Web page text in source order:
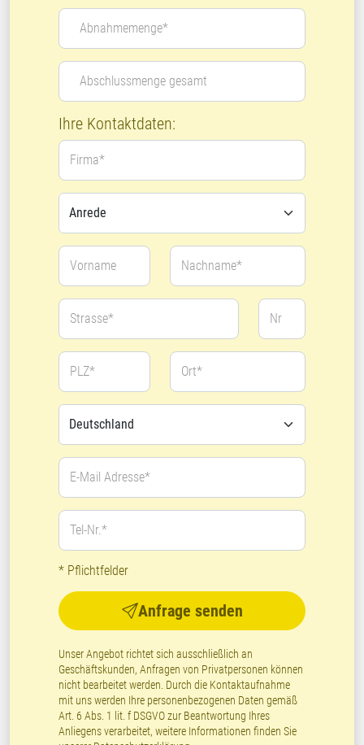
Abnahmemenge*
Abschlussmenge gesamt
Ihre Kontaktdaten:
Firma*
Vorname Nachname*
Strasse* Nr
PLZ* Ort*
E-Mail Adresse*
Tel-Nr.*
* Pflichtfelder
Anfrage senden
Unser Angebot richtet sich ausschließlich an
Geschäftskunden, Anfragen von Privatpersonen können
nicht bearbeitet werden. Durch die Kontaktaufnahme
mit uns werden Ihre personenbezogenen Daten gemäß
Art. 6 Abs. 1 lit. f DSGVO zur Beantwortung Ihres
Anliegens verarbeitet, weitere Informationen finden Sie